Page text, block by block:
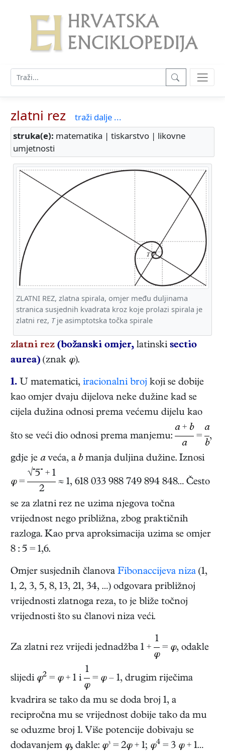
zlatni rez
traži dalje ...
struka(e): matematika | tiskarstvo | likovne
umjetnosti
ZLATNI REZ, zlatna spirala, omjer među duljinama
stranica susjednih kvadrata kroz koje prolazi spirala je
zlatni rez, Tje asimptotska točka spirale
zlatni rez (božanski omjer, latinski sectio
aurea) (znak φ).
1. U matematici, iracionalni broj koji se dobije
kao omjer dvaju dijelova neke dužine kad se
cijela dužina odnosi prema većemu dijelu kao
što se veći dio odnosi prema manjemu:
a+ b
a
=
a
b
,
gdje je aveća, a bmanja duljina dužine. Iznosi
φ=
√ 5 + 1
2
≈ 1, 618 033 988 749 894 848… Često
se za zlatni rez ne uzima njegova točna
vrijednost nego približna, zbog praktičnih
razloga. Kao prva aproksimacija uzima se omjer
8 : 5 = 1,6.
Omjer susjednih članova Fibonaccijeva niza (1,
1, 2, 3, 5, 8, 13, 21, 34, …) odgovara približnoj
vrijednosti zlatnoga reza, to je bliže točnoj
vrijednosti što su članovi niza veći.
Za zlatni rez vrijedi jednadžba 1 +
1
φ
= φ, odakle
slijedi φ2 = φ+ 1 i
1
φ
= φ– 1, drugim riječima
kvadrira se tako da mu se doda broj 1, a
recipročna mu se vrijednost dobije tako da mu
se oduzme broj 1. Više potencije dobivaju se
dodavanjem φ, dakle: φ³ = 2φ+ 1; φ4 = 3 φ+ 1…